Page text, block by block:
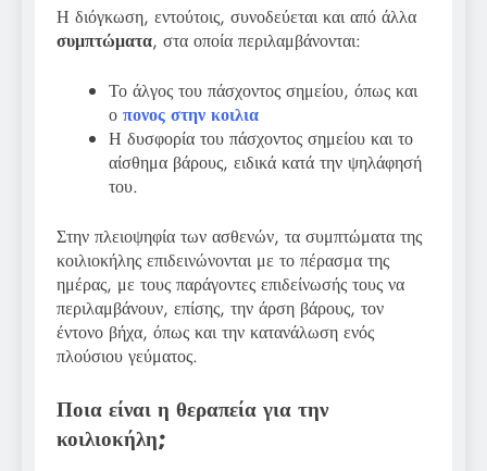
Η διόγκωση, εντούτοις, συνοδεύεται και από άλλα
συμπτώματα, στα οποία περιλαμβάνονται:
Το άλγος του πάσχοντος σημείου, όπως και
ο πονος στην κοιλια
Η δυσφορία του πάσχοντος σημείου και το
αίσθημα βάρους, ειδικά κατά την ψηλάφησή
του.
Στην πλειοψηφία των ασθενών, τα συμπτώματα της
κοιλιοκήλης επιδεινώνονται με το πέρασμα της
ημέρας, με τους παράγοντες επιδείνωσής τους να
περιλαμβάνουν, επίσης, την άρση βάρους, τον
έντονο βήχα, όπως και την κατανάλωση ενός
πλούσιου γεύματος.
Ποια είναι η θεραπεία για την
κοιλιοκήλη;